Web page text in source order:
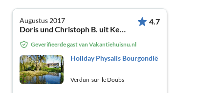
Augustus 2017
Doris und Christoph B. uit Kempen
4.7
Geverifieerde gast van Vakantiehuisnu.nl
Holiday Physalis Bourgondië
Verdun-sur-le Doubs